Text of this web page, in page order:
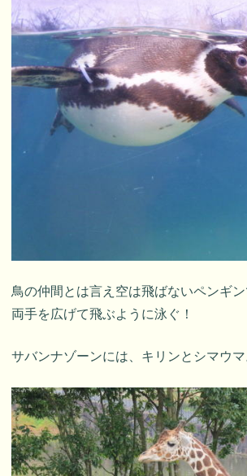
鳥の仲間とは言え空は飛ばないペンギ
両手を広げて飛ぶように泳ぐ！
サバンナゾーンには、キリンとシマウマ